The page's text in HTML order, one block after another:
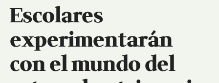
Escolares
experimentarán
con el mundo del